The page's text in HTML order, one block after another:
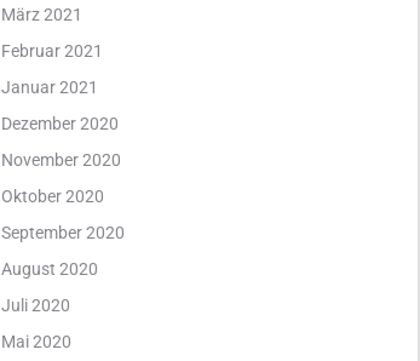
März 2021
Februar 2021
Januar 2021
Dezember 2020
November 2020
Oktober 2020
September 2020
August 2020
Juli 2020
Mai 2020